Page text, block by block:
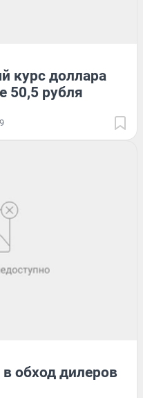
курс доллара
50,5 рубля
9
обход дилеров